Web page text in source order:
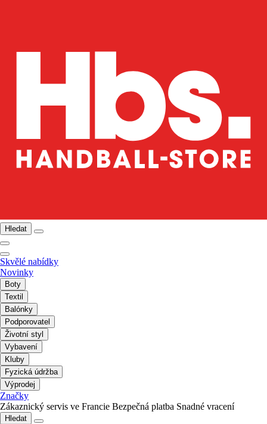
Hledat
Skvělé nabídky
Novinky
Boty
Textil
Balónky
Podporovatel
Životní styl
Vybavení
Kluby
Fyzická údržba
Výprodej
Značky
Zákaznický servis ve Francie Bezpečná platba Snadné vracení
Hledat